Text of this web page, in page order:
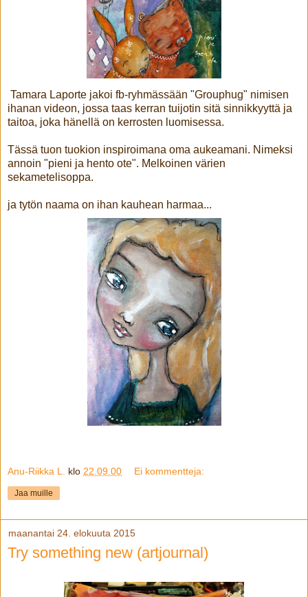
Tamara Laporte jakoi fb-ryhmässään "Grouphug" nimisen
ihanan videon, jossa taas kerran tuijotin sitä sinnikkyyttä ja
taitoa, joka hänellä on kerrosten luomisessa.
Tässä tuon tuokion inspiroimana oma aukeamani. Nimeksi
annoin "pieni ja hento ote". Melkoinen värien
sekametelisoppa.
ja tytön naama on ihan kauhean harmaa...
Anu-Riikka L. klo 22.09.00 Ei kommentteja:
Jaa muille
maanantai 24. elokuuta 2015
Try something new (artjournal)